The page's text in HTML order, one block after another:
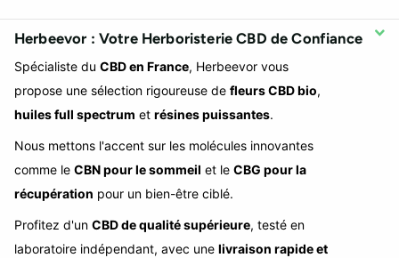
Herbeevor : Votre Herboristerie CBD de Confiance
Spécialiste du CBD en France, Herbeevor vous
propose une sélection rigoureuse de fleurs CBD bio,
huiles full spectrum et résines puissantes.
Nous mettons l'accent sur les molécules innovantes
comme le CBN pour le sommeil et le CBG pour la
récupération pour un bien-être ciblé.
Profitez d'un CBD de qualité supérieure, testé en
laboratoire indépendant, avec une livraison rapide et